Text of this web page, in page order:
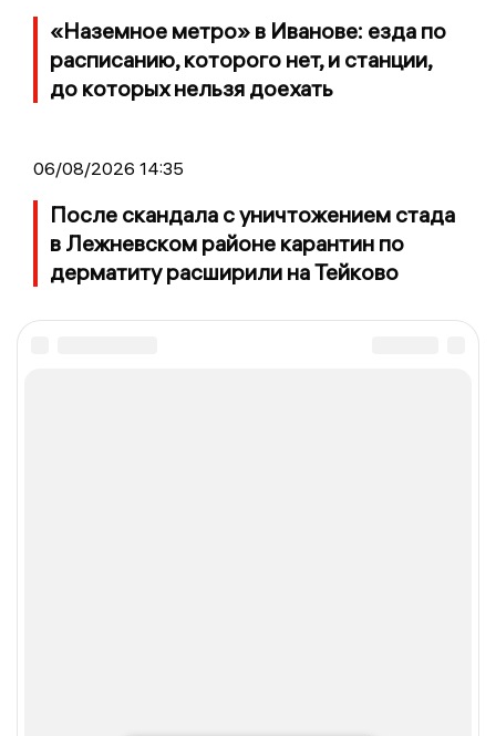
«Наземное метро» в Иванове: езда по
расписанию, которого нет, и станции,
до которых нельзя доехать
06/08/2026 14:35
После скандала с уничтожением стада
в Лежневском районе карантин по
дерматиту расширили на Тейково